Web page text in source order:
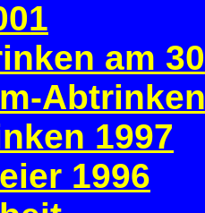
am
1997
1996